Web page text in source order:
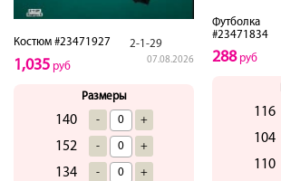
Костюм #23471927 2-1-29
07.08.2026
1,035 руб
Размеры
140 - +
152 - +
134 - +
Футболка
#23471834
288руб
116
104
110